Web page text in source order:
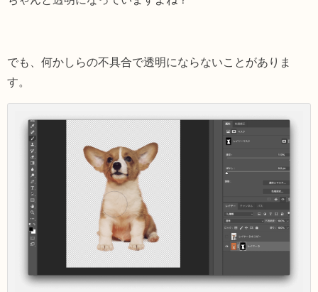
でも、何かしらの不具合で透明にならないことがありま
す。